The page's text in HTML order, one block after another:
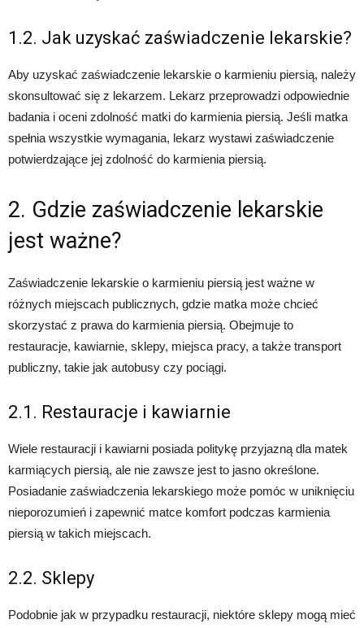
1.2. Jak uzyskać zaświadczenie lekarskie?
Aby uzyskać zaświadczenie lekarskie o karmieniu piersią, należy
skonsultować się z lekarzem. Lekarz przeprowadzi odpowiednie
badania i oceni zdolność matki do karmienia piersią. Jeśli matka
spełnia wszystkie wymagania, lekarz wystawi zaświadczenie
potwierdzające jej zdolność do karmienia piersią.
2. Gdzie zaświadczenie lekarskie
jest ważne?
Zaświadczenie lekarskie o karmieniu piersią jest ważne w
różnych miejscach publicznych, gdzie matka może chcieć
skorzystać z prawa do karmienia piersią. Obejmuje to
restauracje, kawiarnie, sklepy, miejsca pracy, a także transport
publiczny, takie jak autobusy czy pociągi.
2.1. Restauracje i kawiarnie
Wiele restauracji i kawiarni posiada politykę przyjazną dla matek
karmiących piersią, ale nie zawsze jest to jasno określone.
Posiadanie zaświadczenia lekarskiego może pomóc w uniknięciu
nieporozumień i zapewnić matce komfort podczas karmienia
piersią w takich miejscach.
2.2. Sklepy
Podobnie jak w przypadku restauracji, niektóre sklepy mogą mieć